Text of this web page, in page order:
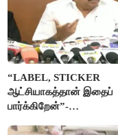
“LABEL, STICKER
ஆட்சியாகத்தான் இதைப்
பார்க்கிறேன்”-